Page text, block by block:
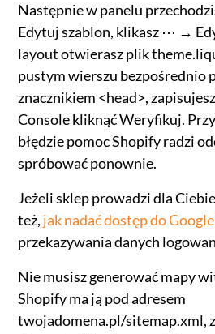
Następnie w panelu
Edytuj szablon, klikasz ⋯ →
layout otwierasz plik
pustym wierszu bezpośrednio
znacznikiem <head>,
Console kliknąć Weryfikuj.
błędzie pomoc Shopify radzi
spróbować ponownie.
Jeżeli sklep prowadzi dla
też, jak nadać dostęp do
przekazywania danych
Nie musisz generować mapy
Shopify ma ją pod adresem
twojadomena.pl/sitemap.xml,